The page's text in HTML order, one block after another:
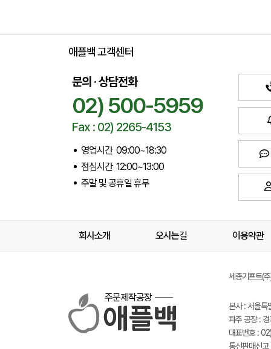
애플백 고객센터
문의 · 상담전화
02) 500-5959
Fax : 02) 2265-4153
영업시간 09:00~18:30
점심시간 12:00~13:00
주말 및 공휴일 휴무
회사소개 오시는길 이용약관
주문제작공장
세종기프트(
본사 : 서울
파주 공장 :
대표번호 :
통신판매신